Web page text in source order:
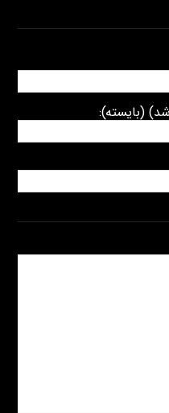
(بایسته):